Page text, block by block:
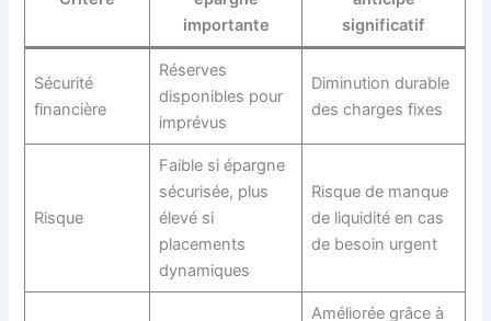
importante
significatif
Sécurité
financière
Réserves
disponibles pour
imprévus
Diminution durable
des charges fixes
Risque
Faible si épargne
sécurisée, plus
élevé si
placements
dynamiques
Risque de manque
de liquidité en cas
de besoin urgent
Améliorée grâce à